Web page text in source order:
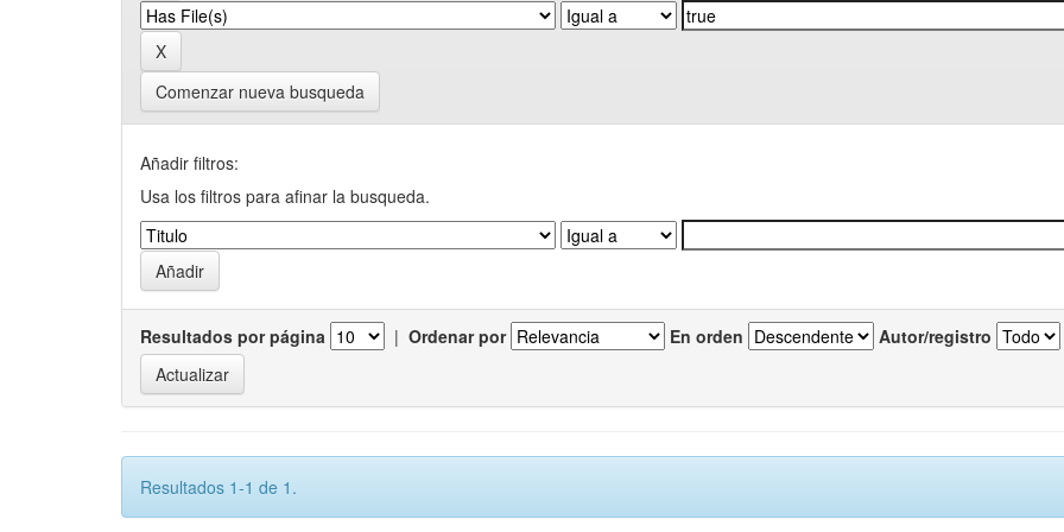
Comenzar nueva busqueda
Añadir filtros:
Usa los filtros para afinar la busqueda.
Resultados por página | Ordenar por En orden Autor/registro
Resultados 1-1 de 1.